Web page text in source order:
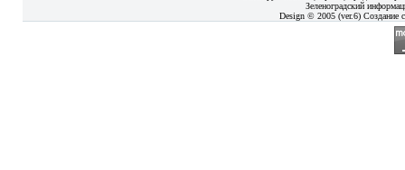
Зеленоградский
Design © 2005 (ver.6) Создание